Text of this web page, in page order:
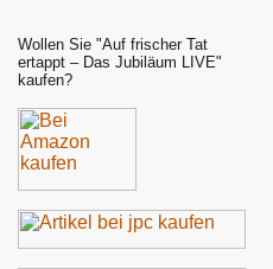
Wollen Sie "Auf frischer Tat
ertappt – Das Jubiläum LIVE"
kaufen?